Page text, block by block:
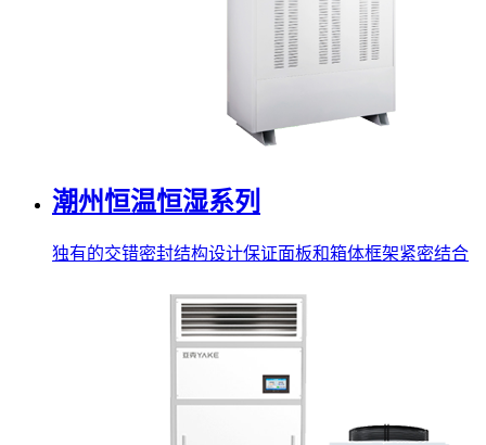
潮州恒温恒湿系列
独有的交错密封结构设计保证面板和箱体框架紧密结合